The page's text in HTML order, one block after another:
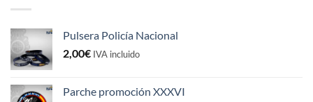
Pulsera Policía Nacional
2,00€ IVA incluido
Parche promoción XXXVI